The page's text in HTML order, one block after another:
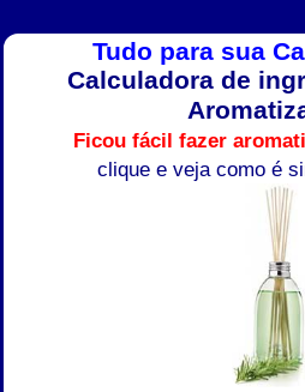
Tudo para sua
Calculadora de
Ficou fácil fazer
clique e veja como é